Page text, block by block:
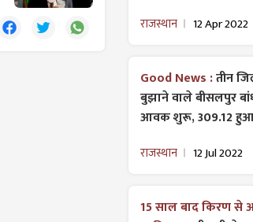
राजस्थान 12 Apr 2022
Good News :तीन
बुझाने वाले बीसलपुर
आवक शुरू, 309.12
राजस्थान 12 Jul 2022
15 साल बाद किरण से